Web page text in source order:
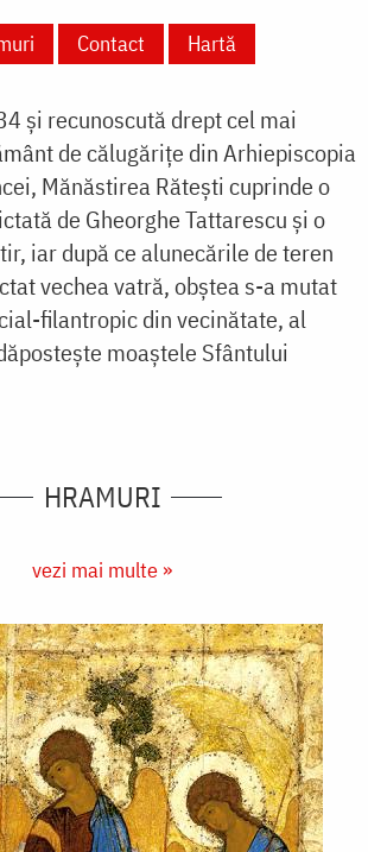
Contact Hartă
și recunoscută drept cel mai
de călugărițe dinArhiepiscopia
, Mănăstirea Rătești cuprinde o
de Gheorghe Tattarescu și o
iar după ce alunecările de teren
vechea vatră, obștea s-a mutat
filantropic din vecinătate, al
moaștele Sfântului
HRAMURI
vezi mai multe »